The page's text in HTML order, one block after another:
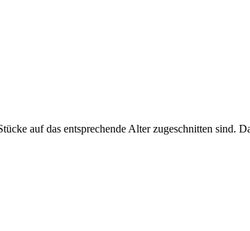
auf das entsprechende Alter zugeschnitten sind.